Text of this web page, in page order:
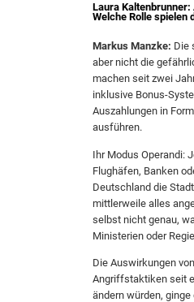
Laura
Welche Rolle spielen
Markus Manzke: Die
aber nicht die
machen seit zwei
inklusive Bonus-
Auszahlungen in
ausführen.
Ihr Modus Operandi:
Flughäfen, Banken
Deutschland die
mittlerweile alles
selbst nicht genau,
Ministerien oder
Die Auswirkungen
Angriffstaktiken seit
ändern würden,